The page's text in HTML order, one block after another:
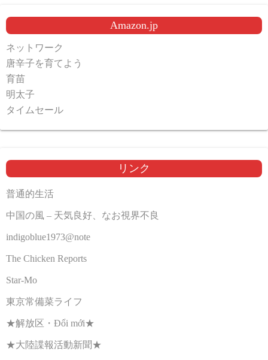
Amazon.jp
ネットワーク
唐辛子を育てよう
育苗
明太子
タイムセール
リンク
普通的生活
中国の風 – 天気良好、なお視界不良
indigoblue1973@note
The Chicken Reports
Star-Mo
東京常備菜ライフ
★解放区・Đổi mới★
★大陸諜報活動新聞★